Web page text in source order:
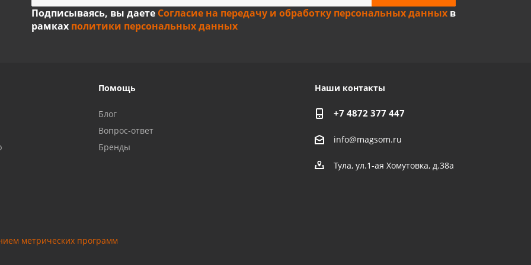
Подписываясь, вы даете Согласие на передачу и обработку персональных данныхв
рамках политики персональных данных
Помощь
Блог
Вопрос-ответ
Бренды
Наши контакты
+7 4872 377 447
info@magsom.ru
Тула, ул.1-ая Хомутовка, д.38а
метрических программ